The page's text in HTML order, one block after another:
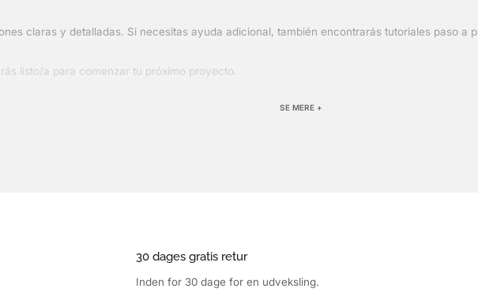
claras y detalladas. Si necesitas ayuda adicional, también encontrarás tutoriales paso a
listo/a para comenzar tu próximo proyecto.
SE MERE +
30 dages gratis retur
Inden for 30 dage for en udveksling.